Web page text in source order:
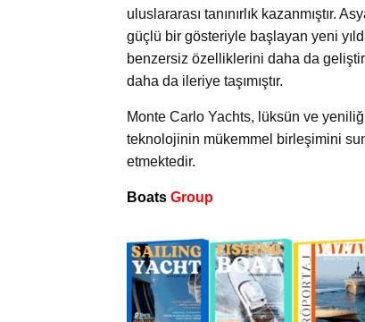
uluslararası tanınırlık kazanmıştır.
güçlü bir gösteriyle başlayan yeni
benzersiz özelliklerini daha da
daha da ileriye taşımıştır.
Monte Carlo Yachts, lüksün ve
teknolojinin mükemmel birleşimini
etmektedir.
Boats Group